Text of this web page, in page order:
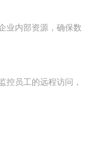
业内部资源，确保数
控员工的远程访问，